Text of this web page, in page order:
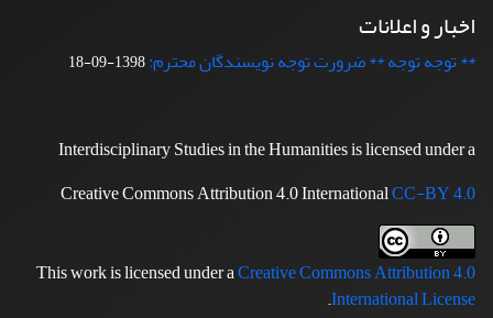
اخبار و اعلانات
** توجه توجه ** ضرورت توجه نویسندگان محترم:1398-09-18
Interdisciplinary Studies in the Humanities is licensed under a
Creative Commons Attribution 4.0 InternationalCC-BY 4.0
This work is licensed under aCreative Commons Attribution 4.0
International License
.